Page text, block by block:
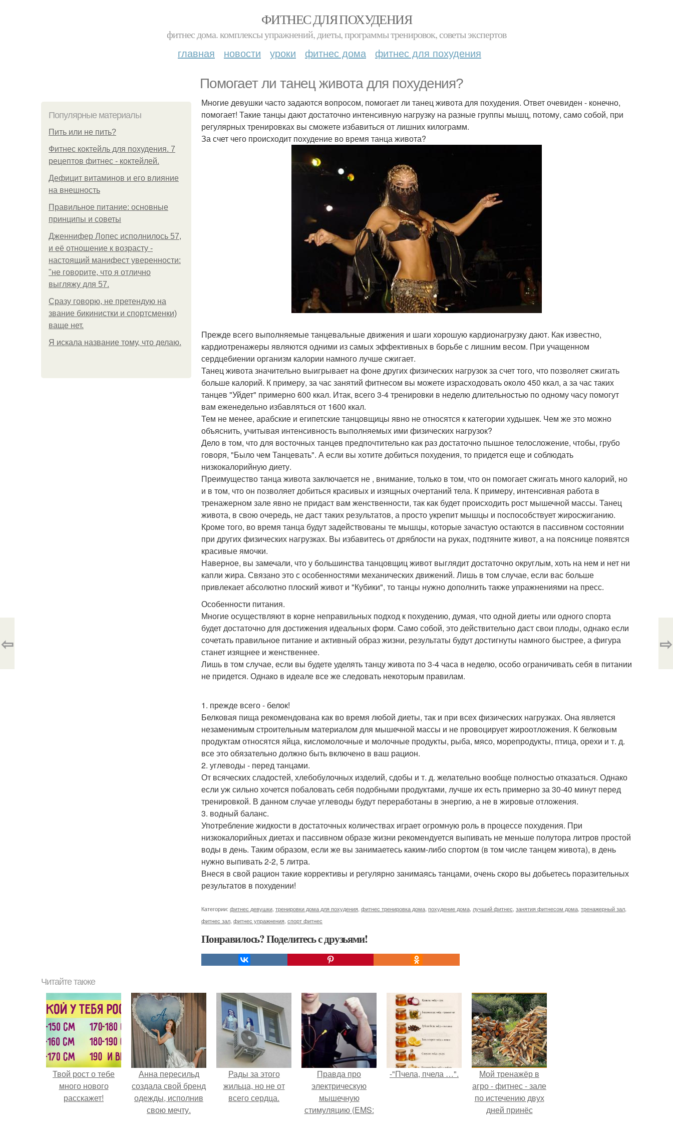
ФИТНЕС ДЛЯ ПОХУДЕНИЯ
фитнес дома. комплексы упражнений, диеты, программы тренировок, советы экспертов
главная новости уроки фитнес дома фитнес для похудения
Помогает ли танец живота для похудения?
Популярные материалы
Пить или не пить?
Фитнес коктейль для похудения. 7
рецептов фитнес - коктейлей.
Дефицит витаминов и его влияние
на внешность
Правильное питание: основные
принципы и советы
Дженнифер Лопес исполнилось 57,
и её отношение к возрасту -
настоящий манифест уверенности:
"не говорите, что я отлично
выгляжу для 57.
Сразу говорю, не претендую на
звание бикинистки и спортсменки)
ваще нет.
Я искала название тому, что делаю.
Многие девушки часто задаются вопросом, помогает ли танец живота для похудения. Ответ очевиден - конечно,
помогает! Такие танцы дают достаточно интенсивную нагрузку на разные группы мышц, потому, само собой, при
регулярных тренировках вы сможете избавиться от лишних килограмм.
За счет чего происходит похудение во время танца живота?
Прежде всего выполняемые танцевальные движения и шаги хорошую кардионагрузку дают. Как известно,
кардиотренажеры являются одними из самых эффективных в борьбе с лишним весом. При учащенном
сердцебиении организм калории намного лучше сжигает.
Танец живота значительно выигрывает на фоне других физических нагрузок за счет того, что позволяет сжигать
больше калорий. К примеру, за час занятий фитнесом вы можете израсходовать около 450 ккал, а за час таких
танцев "Уйдет" примерно 600 ккал. Итак, всего 3-4 тренировки в неделю длительностью по одному часу помогут
вам еженедельно избавляться от 1600 ккал.
Тем не менее, арабские и египетские танцовщицы явно не относятся к категории худышек. Чем же это можно
объяснить, учитывая интенсивность выполняемых ими физических нагрузок?
Дело в том, что для восточных танцев предпочтительно как раз достаточно пышное телосложение, чтобы, грубо
говоря, "Было чем Танцевать". А если вы хотите добиться похудения, то придется еще и соблюдать
низкокалорийную диету.
Преимущество танца живота заключается не , внимание, только в том, что он помогает сжигать много калорий, но
и в том, что он позволяет добиться красивых и изящных очертаний тела. К примеру, интенсивная работа в
тренажерном зале явно не придаст вам женственности, так как будет происходить рост мышечной массы. Танец
живота, в свою очередь, не даст таких результатов, а просто укрепит мышцы и поспособствует жиросжиганию.
Кроме того, во время танца будут задействованы те мышцы, которые зачастую остаются в пассивном состоянии
при других физических нагрузках. Вы избавитесь от дряблости на руках, подтяните живот, а на пояснице появятся
красивые ямочки.
Наверное, вы замечали, что у большинства танцовщиц живот выглядит достаточно округлым, хоть на нем и нет ни
капли жира. Связано это с особенностями механических движений. Лишь в том случае, если вас больше
привлекает абсолютно плоский живот и "Кубики", то танцы нужно дополнить также упражнениями на пресс.
Особенности питания.
Многие осуществляют в корне неправильных подход к похудению, думая, что одной диеты или одного спорта
будет достаточно для достижения идеальных форм. Само собой, это действительно даст свои плоды, однако если
сочетать правильное питание и активный образ жизни, результаты будут достигнуты намного быстрее, а фигура
станет изящнее и женственнее.
Лишь в том случае, если вы будете уделять танцу живота по 3-4 часа в неделю, особо ограничивать себя в питании
не придется. Однако в идеале все же следовать некоторым правилам.
1. прежде всего - белок!
Белковая пища рекомендована как во время любой диеты, так и при всех физических нагрузках. Она является
незаменимым строительным материалом для мышечной массы и не провоцирует жироотложения. К белковым
продуктам относятся яйца, кисломолочные и молочные продукты, рыба, мясо, морепродукты, птица, орехи и т. д.
все это обязательно должно быть включено в ваш рацион.
2. углеводы - перед танцами.
От всяческих сладостей, хлебобулочных изделий, сдобы и т. д. желательно вообще полностью отказаться. Однако
если уж сильно хочется побаловать себя подобными продуктами, лучше их есть примерно за 30-40 минут перед
тренировкой. В данном случае углеводы будут переработаны в энергию, а не в жировые отложения.
3. водный баланс.
Употребление жидкости в достаточных количествах играет огромную роль в процессе похудения. При
низкокалорийных диетах и пассивном образе жизни рекомендуется выпивать не меньше полутора литров простой
воды в день. Таким образом, если же вы занимаетесь каким-либо спортом (в том числе танцем живота), в день
нужно выпивать 2-2, 5 литра.
Внеся в свой рацион такие коррективы и регулярно занимаясь танцами, очень скоро вы добьетесь поразительных
результатов в похудении!
Категории: фитнес девушки тренировки дома для похудения фитнес тренировка дома похудение дома лучший фитнес занятия фитнесом дома тренажерный зал
фитнес зал фитнес упражнения спорт фитнес
Понравилось? Поделитесь с друзьями!
⇦ ⇨
Читайте также
Твой рост о тебе
много нового
расскажет!
Анна пересильд
создала свой бренд
одежды, исполнив
свою мечту.
Рады за этого
жильца, но не от
всего сердца.
Правда про
электрическую
мышечную
стимуляцию (EMS:
-"Пчела, пчела …".
Мой тренажёр в
агро - фитнес - зале
по истечению двух
дней принёс